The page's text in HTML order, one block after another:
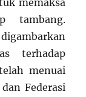
memaksa
tambang.
terhadap
menuai
Federasi